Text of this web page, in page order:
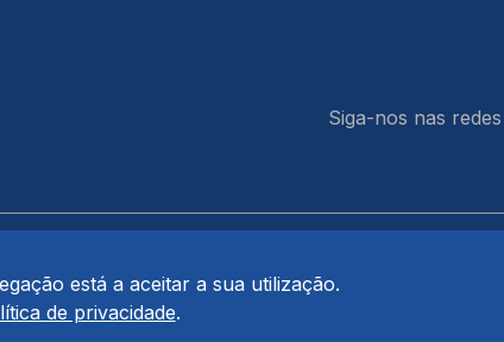
está a aceitar a sua utilização.
de privacidade.
Siga-nos nas